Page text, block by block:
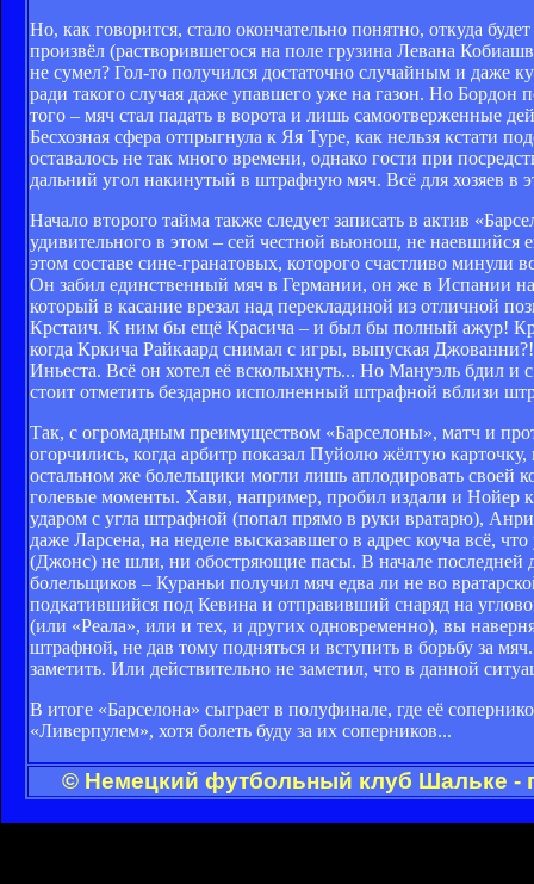
Но, как говорится, стало окончательно понятно, откуда
произвёл (растворившегося на поле грузина Левана
не сумел? Гол-то получился достаточно случайным и даже
ради такого случая даже упавшего уже на газон. Но Бордон
того – мяч стал падать в ворота и лишь самоотверженные
Бесхозная сфера отпрыгнула к Яя Туре, как нельзя кстати
оставалось не так много времени, однако гости при
дальний угол накинутый в штрафную мяч. Всё для хозяев в
Начало второго тайма также следует записать в актив
удивительного в этом – сей честной вьюнош, не наевшийся
этом составе сине-гранатовых, которого счастливо минули
Он забил единственный мяч в Германии, он же в Испании на
который в касание врезал над перекладиной из отличной
Крстаич. К ним бы ещё Красича – и был бы полный ажур!
когда Кркича Райкаард снимал с игры, выпуская
Иньеста. Всё он хотел её всколыхнуть... Но Мануэль бдил и
стоит отметить бездарно исполненный штрафной вблизи
Так, с огромадным преимуществом «Барселоны», матч и
огорчились, когда арбитр показал Пуйолю жёлтую
остальном же болельщики могли лишь аплодировать своей
голевые моменты. Хави, например, пробил издали и Нойер
ударом с угла штрафной (попал прямо в руки вратарю),
даже Ларсена, на неделе высказавшего в адрес коуча всё,
(Джонс) не шли, ни обостряющие пасы. В начале последней
болельщиков – Кураньи получил мяч едва ли не во
подкатившийся под Кевина и отправивший снаряд на
(или «Реала», или и тех, и других одновременно), вы
штрафной, не дав тому подняться и вступить в борьбу за
заметить. Или действительно не заметил, что в данной
В итоге «Барселона» сыграет в полуфинале, где её
«Ливерпулем», хотя болеть буду за их соперников...
© Немецкий футбольный клуб Шальке -